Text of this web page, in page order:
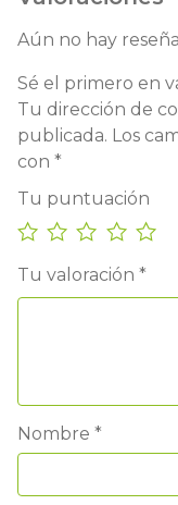
Aún no hay
Sé el primero en
Tu dirección de
publicada. Los
con *
Tu puntuación
Tu valoración *
Nombre *